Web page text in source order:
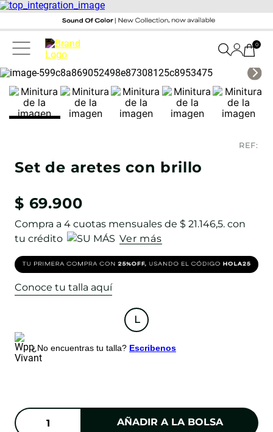
0
REF:
Set de aretes con brillo
$ 69.900
Compra a 4 cuotas mensuales de $ 21.146,5. con
tu crédito
Ver más
Conoce tu talla aquí
L
¿No encuentras tu talla? Escribenos
AÑADIR A LA BOLSA